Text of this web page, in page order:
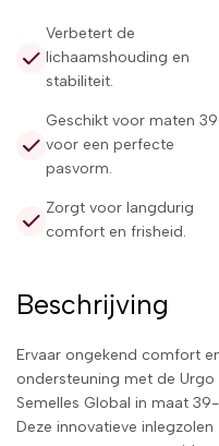
Verbetert de
lichaamshouding en
stabiliteit.
Geschikt voor maten
voor een perfecte
pasvorm.
Zorgt voor langdurig
comfort en frisheid.
Beschrijving
Ervaar ongekend comfort
ondersteuning met de Urgo
Semelles Global in maat 39-
Deze innovatieve inlegzolen